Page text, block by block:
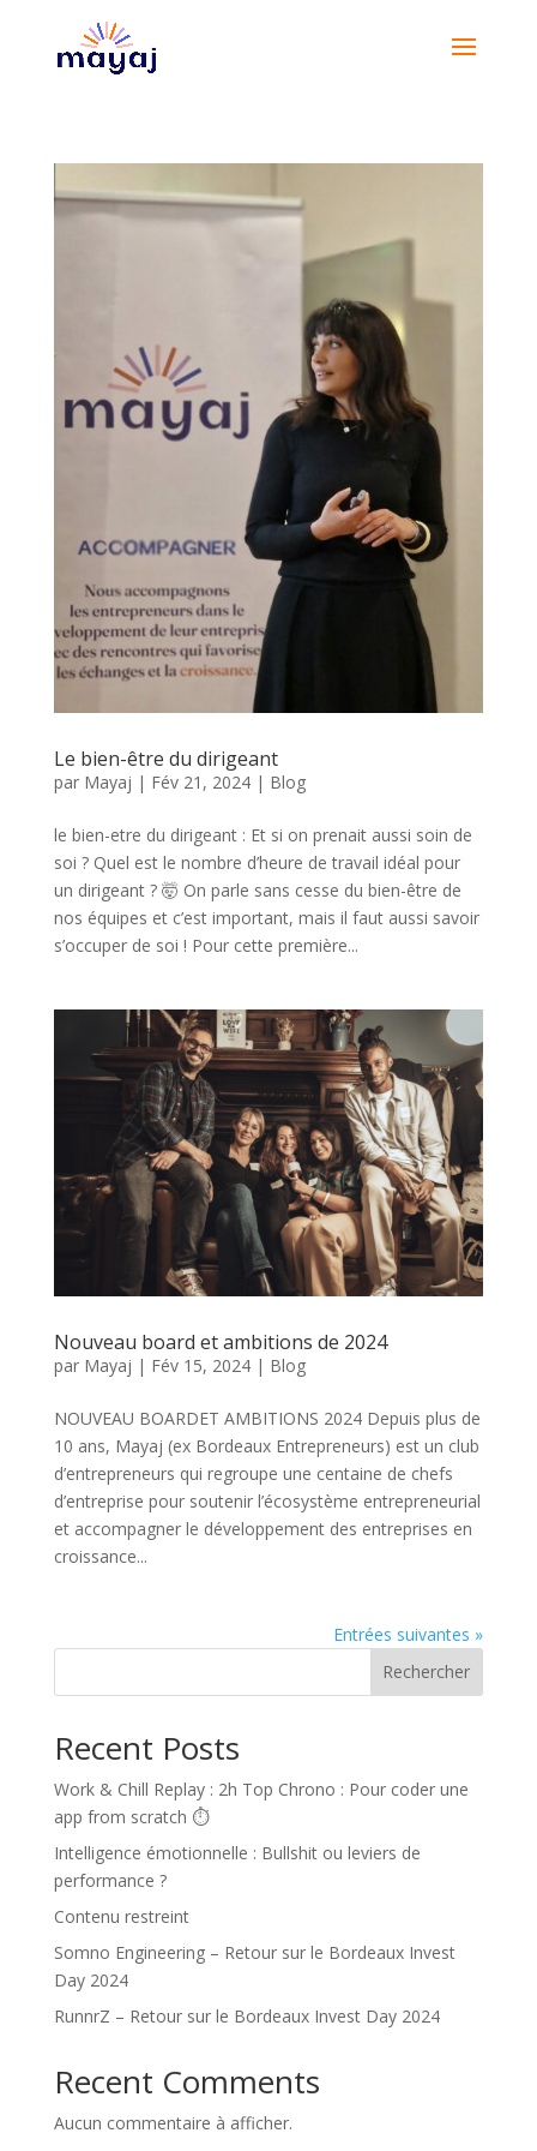
Le bien-être du dirigeant
par Mayaj | Fév 21, 2024| Blog
le bien-etre du dirigeant : Et si on prenait aussi soin de
soi ? Quel est le nombre d’heure de travail idéal pour
un dirigeant ? 🤯 On parle sans cesse du bien-être de
nos équipes et c’est important, mais il faut aussi savoir
s’occuper de soi ! Pour cette première...
Nouveau board et ambitions de 2024
par Mayaj | Fév 15, 2024| Blog
NOUVEAU BOARDET AMBITIONS 2024 Depuis plus de
10 ans, Mayaj (ex Bordeaux Entrepreneurs) est un club
d’entrepreneurs qui regroupe une centaine de chefs
d’entreprise pour soutenir l’écosystème entrepreneurial
et accompagner le développement des entreprises en
croissance...
Entrées suivantes »
Rechercher
Recent Posts
Work & Chill Replay : 2h Top Chrono : Pour coder une
app from scratch ⏱️
Intelligence émotionnelle : Bullshit ou leviers de
performance ?
Contenu restreint
Somno Engineering – Retour sur le Bordeaux Invest
Day 2024
RunnrZ – Retour sur le Bordeaux Invest Day 2024
Recent Comments
Aucun commentaire à afficher.